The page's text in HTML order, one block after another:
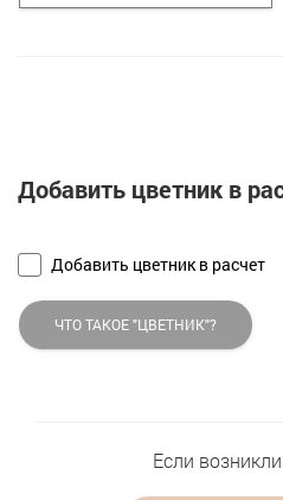
Добавить цветник в
Добавить цветник в расчет
ЧТО ТАКОЕ "ЦВЕТНИК"?
Если